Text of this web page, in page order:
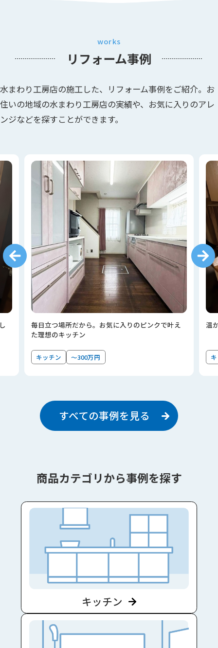
works
リフォーム事例
水まわり工房店の施工した、リフォーム事例をご紹介。お
住いの地域の水まわり工房店の実績や、お気に入りのアレ
ンジなどを探すことができます。
毎日立つ場所だから。お気に入りのピンクで叶え
た理想のキッチン
キッチン ～300万円
温
すべての事例を見る
商品カテゴリから事例を探す
キッチン